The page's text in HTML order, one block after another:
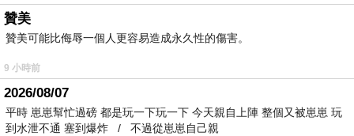
贊美
贊美可能比侮辱一個人更容易造成永久性的傷害。
9 小時前
2026/08/07
平時 崽崽幫忙過磅 都是玩一下玩一下 今天親自上陣 整個又被崽崽 玩
到水泄不通 塞到爆炸 / 不過從崽崽自己親